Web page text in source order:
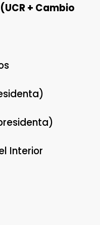
+ Cambio
Interior